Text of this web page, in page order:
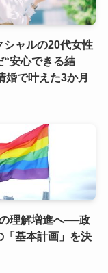
シャルの20代女性
“安心できる結
婚で叶えた3か月
理解増進へ──政
「基本計画」を決